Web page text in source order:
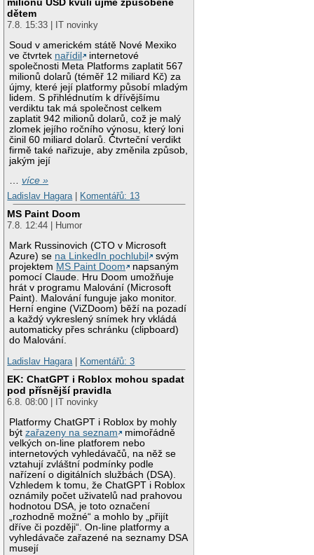
dětem
7.8. 15:33 | IT novinky
Soud v americkém státě Nové Mexiko
ve čtvrtek nařídil
internetové
společnosti Meta Platforms zaplatit 567
milionů dolarů (téměř 12 miliard Kč) za
újmy, které její platformy působí mladým
lidem. S přihlédnutím k dřívějšímu
verdiktu tak má společnost celkem
zaplatit 942 milionů dolarů, což je malý
zlomek jejího ročního výnosu, který loni
činil 60 miliard dolarů. Čtvrteční verdikt
firmě také nařizuje, aby změnila způsob,
jakým její
…více »
Ladislav Hagara
Komentářů: 13
MS Paint Doom
7.8. 12:44 | Humor
Mark Russinovich (CTO v Microsoft
Azure) se na LinkedIn pochlubil
svým
projektem MS Paint Doom
napsaným
pomocí Claude. Hru Doom umožňuje
hrát v programu Malování (Microsoft
Paint). Malování funguje jako monitor.
Herní engine (ViZDoom) běží na pozadí
a každý vykreslený snímek hry vkládá
automaticky přes schránku (clipboard)
do Malování.
Ladislav Hagara
Komentářů: 3
EK: ChatGPT i Roblox mohou spadat
pod přísnější pravidla
6.8. 08:00 | IT novinky
Platformy ChatGPT i Roblox by mohly
býtzařazeny na seznam
mimořádně
velkých on-line platforem nebo
internetových vyhledávačů, na něž se
vztahují zvláštní podmínky podle
nařízení o digitálních službách (DSA).
Vzhledem k tomu, že ChatGPT i Roblox
oznámily počet uživatelů nad prahovou
hodnotou DSA, je toto označení
„rozhodně možné“ a mohlo by „přijít
dříve či později“. On-line platformy a
vyhledávače zařazené na seznamy DSA
musejí